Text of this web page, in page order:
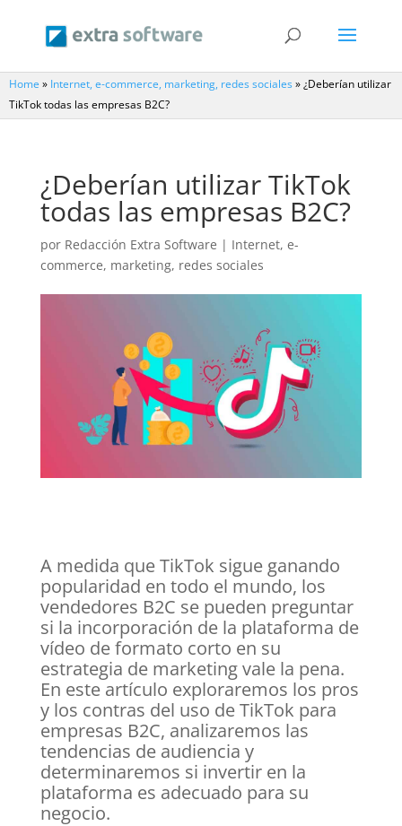
Home » Internet, e-commerce, marketing, redes sociales» ¿Deberían utilizar
TikTok todas las empresas B2C?
¿Deberían utilizar TikTok
todas las empresas B2C?
por Redacción Extra Software | Internet, e-
commerce, marketing, redes sociales
A medida que TikTok sigue ganando
popularidad en todo el mundo, los
vendedores B2C se pueden preguntar
si la incorporación de la plataforma de
vídeo de formato corto en su
estrategia de marketing vale la pena.
En este artículo exploraremos los pros
y los contras del uso de TikTok para
empresas B2C, analizaremos las
tendencias de audiencia y
determinaremos si invertir en la
plataforma es adecuado para su
negocio.